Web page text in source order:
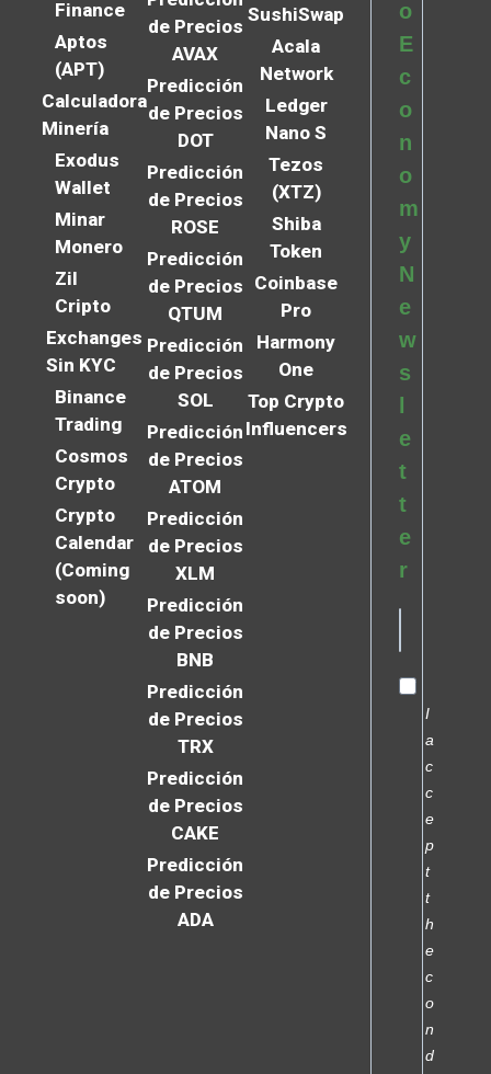
Finance
Aptos
(APT)
Calculadora
Minería
Exodus
Wallet
Minar
Monero
Zil
Cripto
Exchanges
Sin KYC
Binance
Trading
Cosmos
Crypto
Crypto
Calendar
(Coming
soon)
de Precios
AVAX
Predicción
de Precios
DOT
Predicción
de Precios
ROSE
Predicción
de Precios
QTUM
Predicción
de Precios
SOL
Predicción
de Precios
ATOM
Predicción
de Precios
XLM
Predicción
de Precios
BNB
Predicción
de Precios
TRX
Predicción
de Precios
CAKE
Predicción
de Precios
ADA
SushiSwap
Acala
Network
Ledger
Nano S
Tezos
(XTZ)
Shiba
Token
Coinbase
Pro
Harmony
One
Top Crypto
Influencers
o
E
c
o
n
o
m
y
N
e
w
s
e
t
t
e
r
I
a
c
c
e
p
t
t
h
e
c
o
n
d